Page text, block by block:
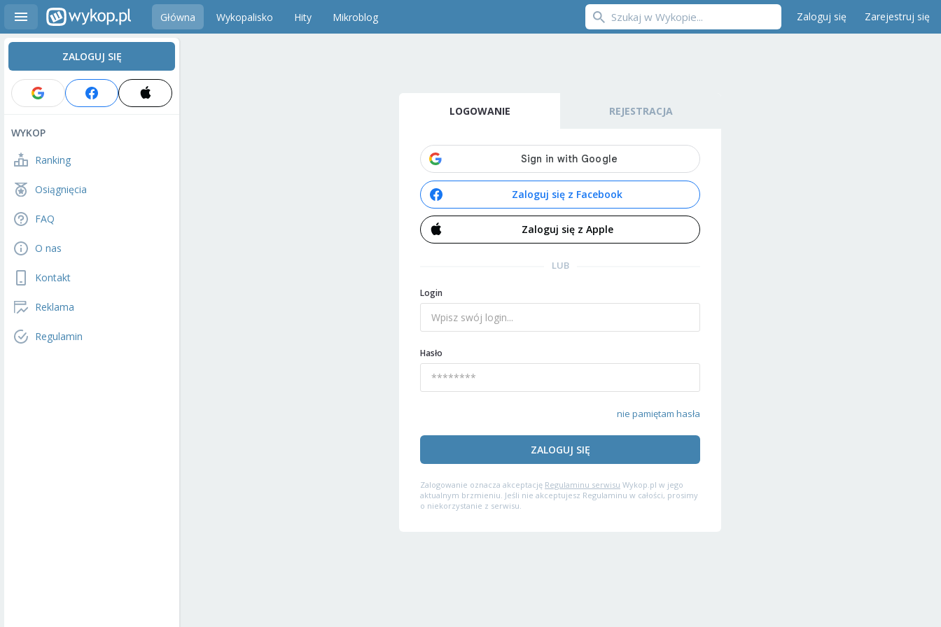
Główna Wykopalisko Hity Mikroblog Zaloguj się Zarejestruj się
ZALOGUJ SIĘ
WYKOP
Ranking
Osiągnięcia
FAQ
O nas
Kontakt
Reklama
Regulamin
LOGOWANIE REJESTRACJA
Zaloguj się z Facebook
Zaloguj się z Apple
LUB
Login
Hasło
nie pamiętam hasła
ZALOGUJ SIĘ
Zalogowanie oznacza akceptację Regulaminu serwisu Wykop.pl w jego
aktualnym brzmieniu. Jeśli nie akceptujesz Regulaminu w całości, prosimy
o niekorzystanie z serwisu.